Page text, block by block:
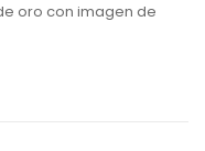
oro con imagen de